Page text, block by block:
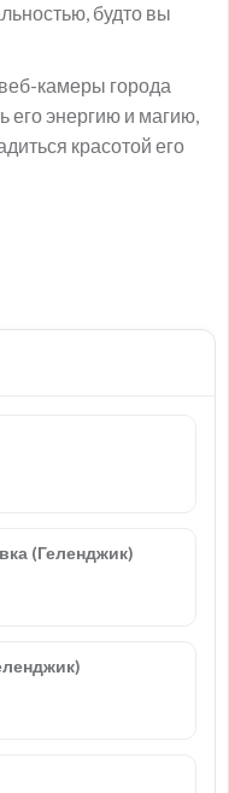
будто вы
камеры города
его энергию и магию,
красотой его
(Геленджик)